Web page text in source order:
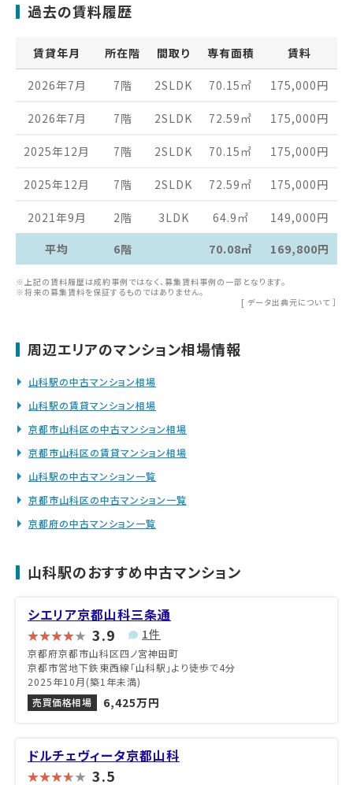
過去の賃料履歴
賃貸年月 所在階 間取り 専有面積 賃料
2026年7月 7階 2SLDK 70.15 ㎡ 175,000円
2026年7月 7階 2SLDK 72.59 ㎡ 175,000円
2025年12月 7階 2SLDK 70.15 ㎡ 175,000円
2025年12月 7階 2SLDK 72.59 ㎡ 175,000円
2021年9月 2階 3LDK 64.9 ㎡ 149,000円
平均
6階 70.08㎡ 169,800円
※上記の賃料履歴は成約事例ではなく、募集賃料事例の一部となります。
※将来の募集賃料を保証するものではありません。
[ データ出典元について ］
周辺エリアのマンション相場情報
山科駅の中古マンション相場
山科駅の賃貸マンション相場
京都市山科区の中古マンション相場
京都市山科区の賃貸マンション相場
山科駅の中古マンション一覧
京都市山科区の中古マンション一覧
京都府の中古マンション一覧
山科駅のおすすめ中古マンション
シエリア京都山科三条通
3.9 1件
京都府京都市山科区四ノ宮神田町
京都市営地下鉄東西線「山科駅」より徒歩で4分
2025年10月(築1年未満)
売買価格相場
6,425万円
ドルチェヴィータ京都山科
3.5